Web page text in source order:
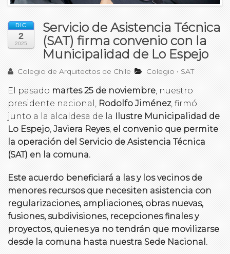
DIC
2
2025
Servicio de Asistencia Técnica
(SAT) firma convenio con la
Municipalidad de Lo Espejo
Colegio de Arquitectos de Chile Colegio • SAT
El pasado martes 25 de noviembre, nuestro
presidente nacional, Rodolfo Jiménez, firmó
junto a la alcaldesa de la
Ilustre Municipalidad de
Lo Espejo, Javiera Reyes, el convenio que permite
la operación del Servicio de Asistencia Técnica
(SAT) en la comuna.
Este acuerdo beneficiará a las y los vecinos de
menores recursos que necesiten asistencia con
regularizaciones, ampliaciones, obras nuevas,
fusiones, subdivisiones, recepciones finales y
proyectos, quienes ya no tendrán que movilizarse
desde la comuna hasta nuestra Sede Nacional.